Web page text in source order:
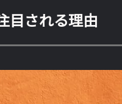
目される理由